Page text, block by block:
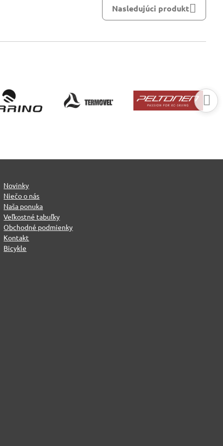
Nasledujúci produkt
Novinky
Niečo o nás
Naša ponuka
Veľkostné tabuľky
Obchodné podmienky
Kontakt
Bicykle